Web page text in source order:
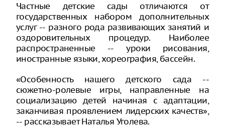
Частные детские сады отличаются от
государственных набором дополнительных
услуг -- разного рода развивающих занятий и
оздоровительных процедур. Наиболее
распространенные -- уроки рисования,
иностранные языки, хореография, бассейн.
«Особенность нашего детского сада --
сюжетно-ролевые игры, направленные на
социализацию детей начиная с адаптации,
заканчивая проявлением лидерских качеств»,
-- рассказывает Наталья Уголева.